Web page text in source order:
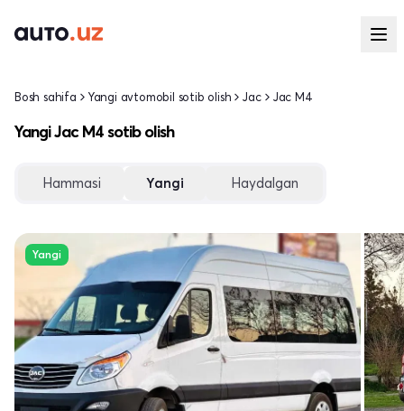
Bosh sahifa Yangi avtomobil sotib olish Jac Jac M4
Yangi Jac M4 sotib olish
Hammasi Yangi Haydalgan
Yangi